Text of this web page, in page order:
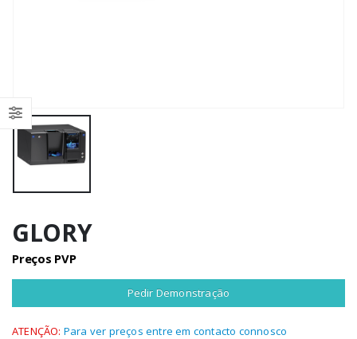
GLORY
Preços PVP
Pedir Demonstração
ATENÇÃO: Para ver preços entre em contacto connosco